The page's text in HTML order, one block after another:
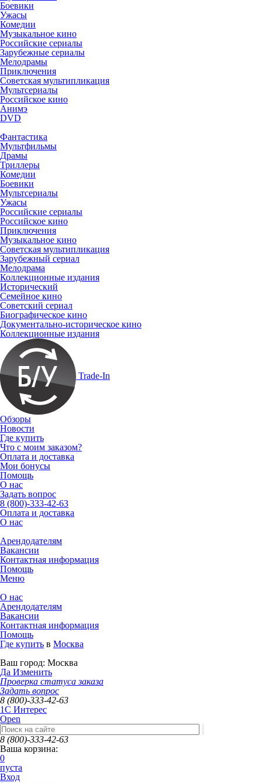
Боевики
Ужасы
Комедии
Музыкальное кино
Российские сериалы
Зарубежные сериалы
Мелодрамы
Приключения
Советская мультипликация
Мультсериалы
Российское кино
Анимэ
DVD
Фантастика
Мультфильмы
Драмы
Триллеры
Комедии
Боевики
Мультсериалы
Ужасы
Российские сериалы
Российское кино
Приключения
Музыкальное кино
Советская мультипликация
Зарубежный сериал
Мелодрама
Коллекционные издания
Исторический
Семейное кино
Советский сериал
Биографическое кино
Документально-историческое кино
Коллекционные издания
Trade-In
Обзоры
Новости
Где купить
Что с моим заказом?
Оплата и доставка
Мои бонусы
Помощь
О нас
Задать вопрос
8 (800)-333-42-63
Оплата и доставка
О нас
Арендодателям
Вакансии
Контактная информация
Помощь
Меню
О нас
Арендодателям
Вакансии
Контактная информация
Помощь
Где купить в Москва
Ваш город: Москва
Да Изменить
Проверка статуса заказа
Задать вопрос
8 (800)-333-42-63
1C Интерес
Open
8 (800)-333-42-63
Ваша корзина:
0
пуста
Вход